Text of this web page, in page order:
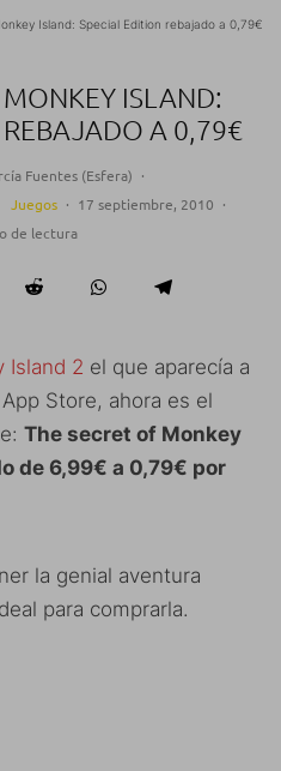
Island: Special Edition rebajado a 0,79€
ISLAND:
A 0,79€
Fuentes (Esfera) ·
Juegos · 17 septiembre, 2010 ·
de lectura
Island 2 el que aparecía a
Store, ahora es el
The secret of Monkey
de 6,99€ a 0,79€ por
la genial aventura
para comprarla.